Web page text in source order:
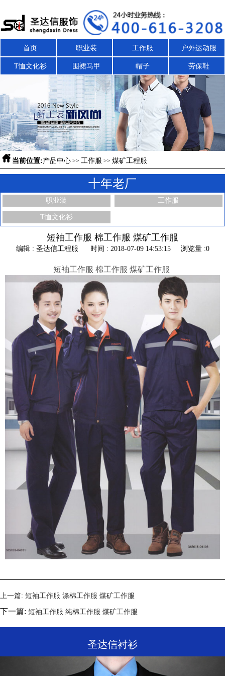
首页 职业装 工作服 户外运动服
T恤文化衫 围裙马甲 帽子 劳保鞋
 当前位置:产品中心 >> 工作服 >> 煤矿工程服
十年老厂
职业装 工作服
T恤文化衫
短袖工作服 棉工作服 煤矿工作服
编辑 : 圣达信工程服 时间 : 2018-07-09 14:53:15 浏览量 :0
短袖工作服 棉工作服 煤矿工作服
上一篇: 短袖工作服 涤棉工作服 煤矿工作服
下一篇: 短袖工作服 纯棉工作服 煤矿工作服
圣达信衬衫